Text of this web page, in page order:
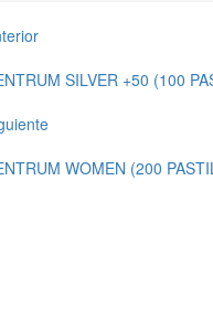
SILVER +50 (100
WOMEN (200